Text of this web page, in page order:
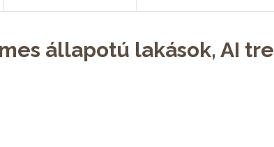
állapotú lakások, AI